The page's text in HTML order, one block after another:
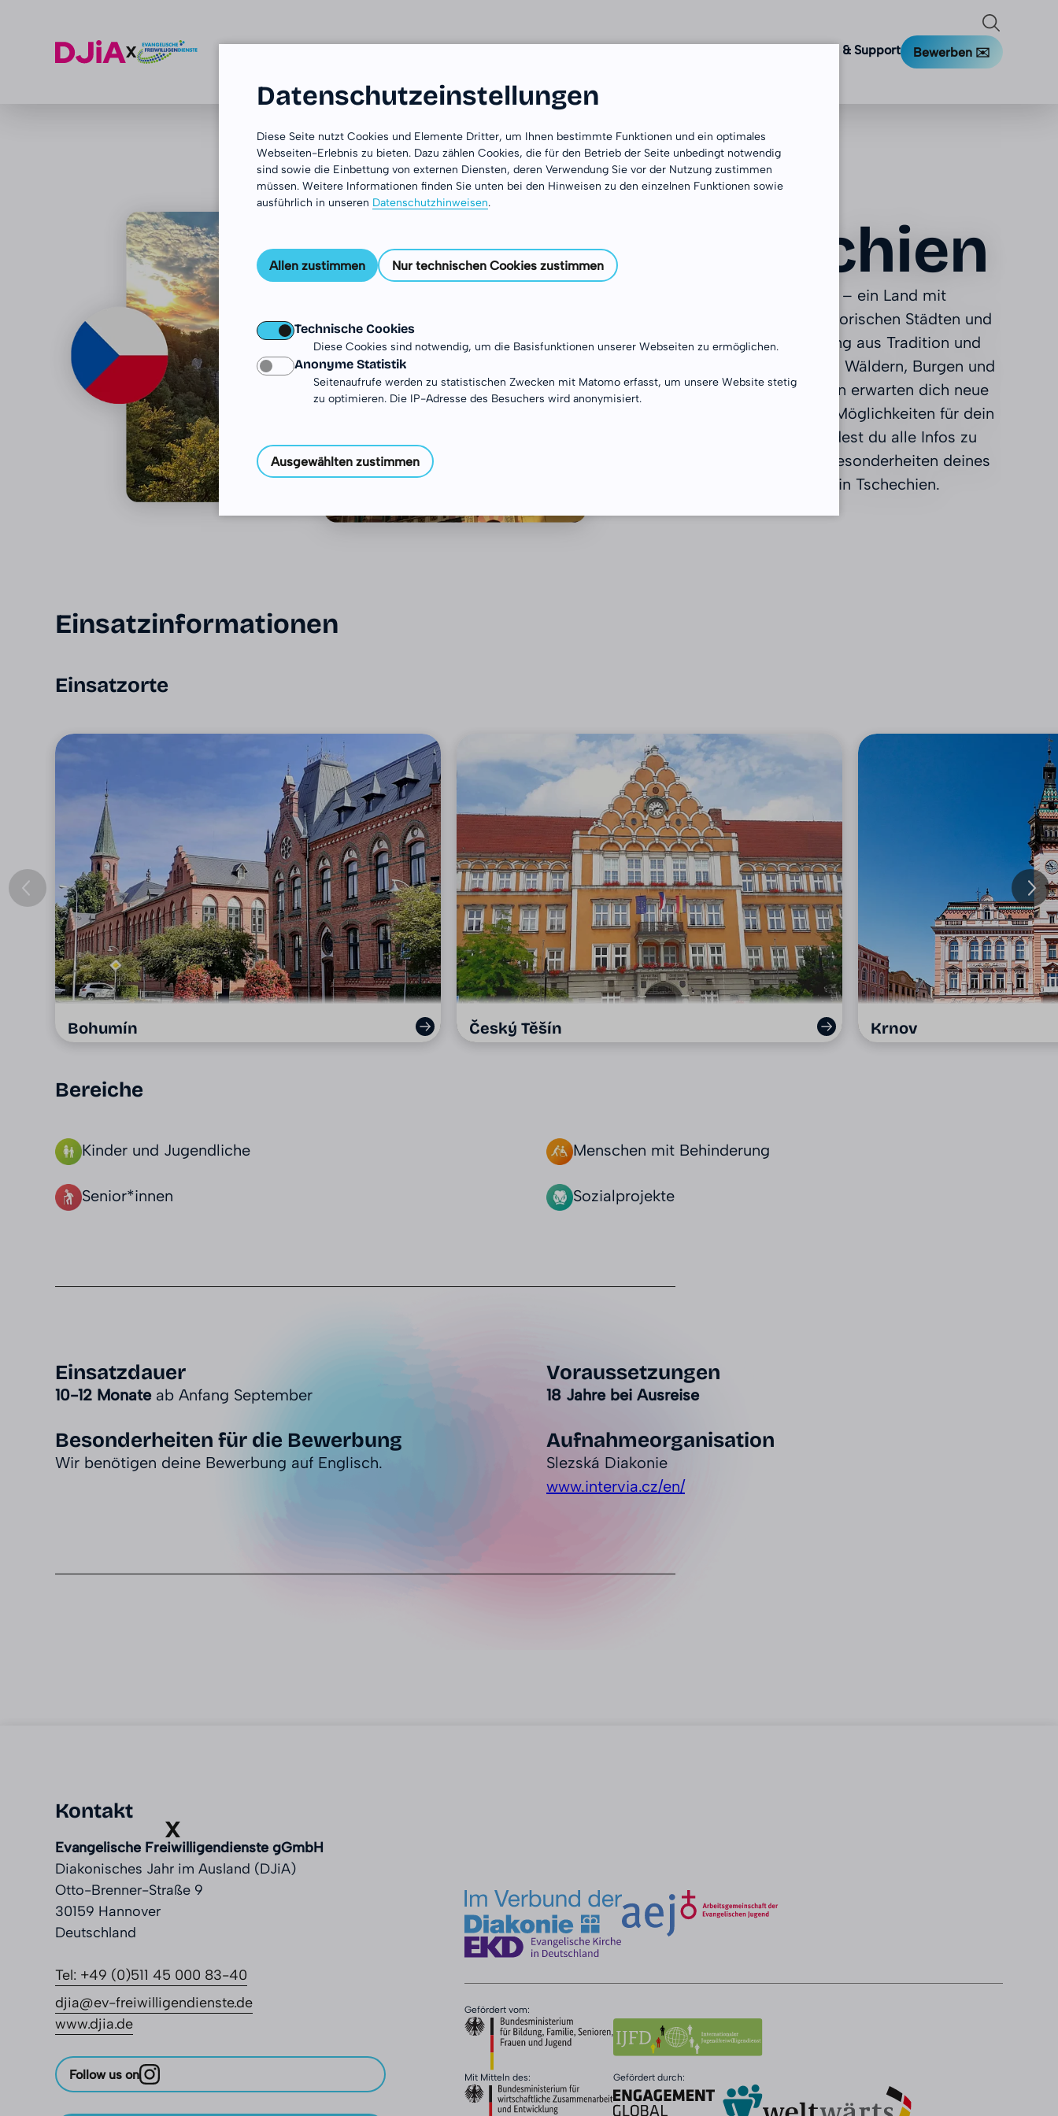
FAQ & Support Bewerben ✉️️
Tschechien
Entdecke Tschechien – ein Land mit
beeindruckender Natur, historischen Städten und
einer spannenden Mischung aus Tradition und
modernem Leben. Zwischen Wäldern, Burgen und
lebendigen Kulturangeboten erwarten dich neue
Erfahrungen und vielfältige Möglichkeiten für dein
DJiA. Auf dieser Seite findest du alle Infos zu
Einsatzstellen, Orten und Besonderheiten deines
Freiwilligendienstes in Tschechien.
Einsatzinformationen
Einsatzorte
Bohumín Český Těšín Krnov
Bereiche
Kinder und Jugendliche Menschen mit Behinderung
Senior*innen Sozialprojekte
Einsatzdauer
10-12 Monateab Anfang September
Besonderheiten für die Bewerbung
Wir benötigen deine Bewerbung auf Englisch.
Voraussetzungen
18 Jahre bei Ausreise
Aufnahmeorganisation
Slezská Diakonie
www.intervia.cz/en/
Kontakt
Evangelische Freiwilligendienste gGmbH
Diakonisches Jahr im Ausland (DJiA)
Otto-Brenner-Straße 9
30159 Hannover
Deutschland
Tel: +49 (0)511 45 000 83-40
djia@ev-freiwilligendienste.de
www.djia.de
Follow us on
Gefördert vom:
Mit Mitteln des: Gefördert durch:
Datenschutz­einstellungen
Diese Seite nutzt Cookies und Elemente Dritter, um Ihnen bestimmte Funktionen und ein optimales
Webseiten-Erlebnis zu bieten. Dazu zählen Cookies, die für den Betrieb der Seite unbedingt notwendig
sind sowie die Einbettung von externen Diensten, deren Verwendung Sie vor der Nutzung zustimmen
müssen. Weitere Informationen finden Sie unten bei den Hinweisen zu den einzelnen Funktionen sowie
ausführlich in unseren Datenschutzhinweisen.
Allen zustimmen Nur technischen Cookies zustimmen
Technische Cookies
Diese Cookies sind notwendig, um die Basisfunktionen unserer Webseiten zu ermöglichen.
Anonyme Statistik
Seitenaufrufe werden zu statistischen Zwecken mit Matomo erfasst, um unsere Website stetig
zu optimieren. Die IP-Adresse des Besuchers wird anonymisiert.
Ausgewählten zustimmen